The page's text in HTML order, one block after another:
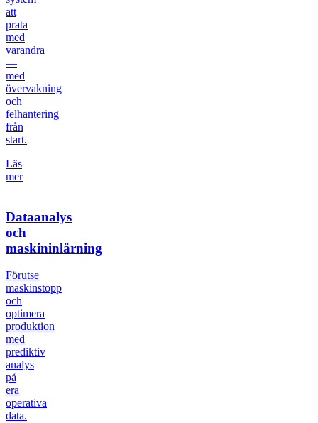
att
prata
med
varandra
—
med
övervakning
och
felhantering
från
start.
Läs
mer
Dataanalys
och
maskininlärning
Förutse
maskinstopp
och
optimera
produktion
med
prediktiv
analys
på
era
operativa
data.